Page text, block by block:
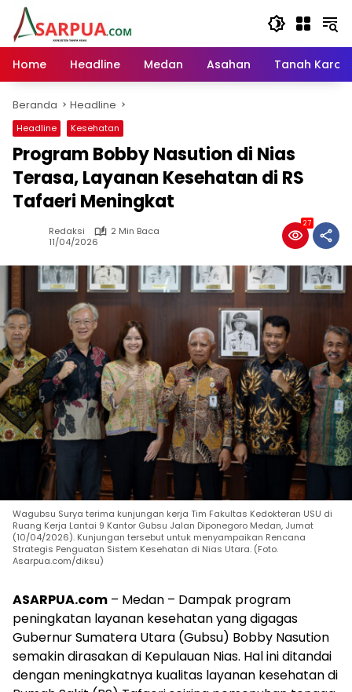
Langsung
konten
Home
Headline Medan Asahan Tanah Karo
Beranda Headline
Headline Kesehatan
Program Bobby Nasution di Nias
Terasa, Layanan Kesehatan di RS
Tafaeri Meningkat
Redaksi
2 Min Baca
11/04/2026
27
Wagubsu Surya terima kunjungan kerja Tim Fakultas Kedokteran USU di
Ruang Kerja Lantai 9 Kantor Gubsu Jalan Diponegoro Medan, Jumat
(10/04/2026). Kunjungan tersebut untuk menyampaikan Rencana
Strategis Penguatan Sistem Kesehatan di Nias Utara. (Foto.
Asarpua.com/diksu)
ASARPUA.com – Medan – Dampak program
peningkatan layanan kesehatan yang digagas
Gubernur Sumatera Utara (Gubsu) Bobby Nasution
semakin dirasakan di Kepulauan Nias. Hal ini ditandai
dengan meningkatnya kualitas layanan kesehatan di